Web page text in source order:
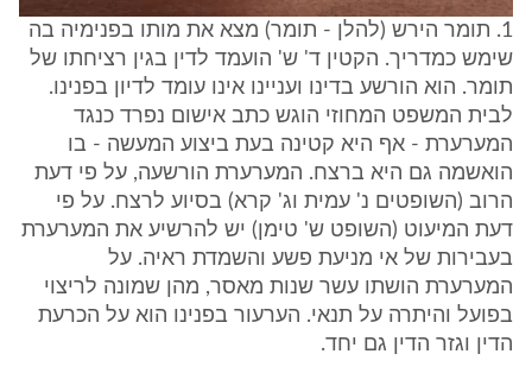
1. תומר הירש (להלן - תומר) מצא את מותו בפנימיה בה
שימש כמדריך. הקטין ד' ש' הועמד לדין בגין רציחתו של
תומר. הוא הורשע בדינו ועניינו אינו עומד לדיון בפנינו.
לבית המשפט המחוזי הוגש כתב אישום נפרד כנגד
המערערת - אף היא קטינה בעת ביצוע המעשה - בו
הואשמה גם היא ברצח. המערערת הורשעה, על פי דעת
הרוב (השופטים נ' עמית וג' קרא) בסיוע לרצח. על פי
דעת המיעוט (השופט ש' טימן) יש להרשיע את המערערת
בעבירות של אי מניעת פשע והשמדת ראיה. על
המערערת הושתו עשר שנות מאסר, מהן שמונה לריצוי
בפועל והיתרה על תנאי. הערעור בפנינו הוא על הכרעת
הדין וגזר הדין גם יחד.